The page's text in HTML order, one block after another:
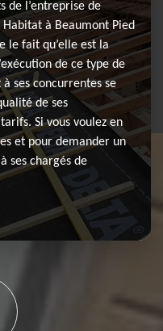
de l’entreprise de
à Beaumont Pied
le fait qu’elle est la
de ce type de
ses concurrentes se
de ses
Si vous voulez en
et pour demander un
ses chargés de